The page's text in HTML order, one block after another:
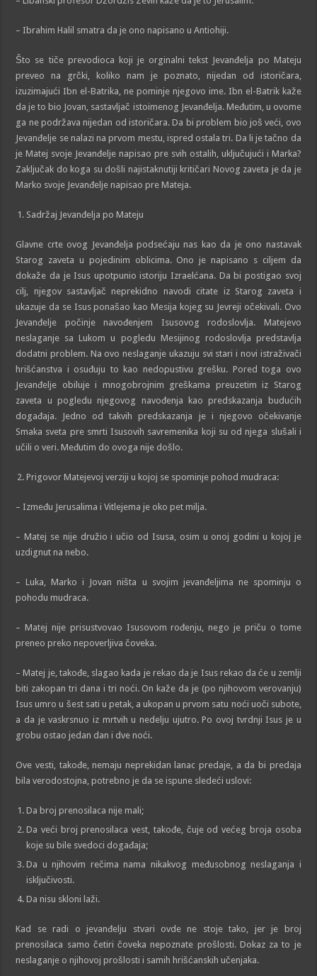
– Ibrahim Halil smatra da je ono napisano u Antiohiji.
Što se tiče prevodioca koji je orginalni tekst Jevanđelja po Mateju
preveo na grčki, koliko nam je poznato, nijedan od istoričara,
izuzimajući Ibn el-Batrika, ne pominje njegovo ime. Ibn el-Batrik kaže
da je to bio Jovan, sastavljač istoimenog Jevanđelja. Međutim, u ovome
ga ne podržava nijedan od istoričara. Da bi problem bio još veći, ovo
Jevanđelje se nalazi na prvom mestu, ispred ostala tri. Da li je tačno da
je Matej svoje Jevanđelje napisao pre svih ostalih, uključujući i Marka?
Zaključak do koga su došli najistaknutiji kritičari Novog zaveta je da je
Marko svoje Jevanđelje napisao pre Mateja.
Sadržaj Jevanđelja po Mateju
Glavne crte ovog Jevanđelja podsećaju nas kao da je ono nastavak
Starog zaveta u pojedinim oblicima. Ono je napisano s ciljem da
dokaže da je Isus upotpunio istoriju Izraelćana. Da bi postigao svoj
cilj, njegov sastavljač neprekidno navodi citate iz Starog zaveta i
ukazuje da se Isus ponašao kao Mesija kojeg su Jevreji očekivali. Ovo
Jevanđelje počinje navođenjem Isusovog rodoslovlja. Matejevo
neslaganje sa Lukom u pogledu Mesijinog rodoslovlja predstavlja
dodatni problem. Na ovo neslaganje ukazuju svi stari i novi istraživači
hrišćanstva i osuđuju to kao nedopustivu grešku. Pored toga ovo
Jevanđelje obiluje i mnogobrojnim greškama preuzetim iz Starog
zaveta u pogledu njegovog navođenja kao predskazanja budućih
događaja. Jedno od takvih predskazanja je i njegovo očekivanje
Smaka sveta pre smrti Isusovih savremenika koji su od njega slušali i
učili o veri. Međutim do ovoga nije došlo.
Prigovor Matejevoj verziji u kojoj se spominje pohod mudraca:
– Između Jerusalima i Vitlejema je oko pet milja.
– Matej se nije družio i učio od Isusa, osim u onoj godini u kojoj je
uzdignut na nebo.
– Luka, Marko i Jovan ništa u svojim jevanđeljima ne spominju o
pohodu mudraca.
– Matej nije prisustvovao Isusovom rođenju, nego je priču o tome
preneo preko nepoverljiva čoveka.
– Matej je, takođe, slagao kada je rekao da je Isus rekao da će u zemlji
biti zakopan tri dana i tri noći. On kaže da je (po njihovom verovanju)
Isus umro u šest sati u petak, a ukopan u prvom satu noći uoči subote,
a da je vaskrsnuo iz mrtvih u nedelju ujutro. Po ovoj tvrdnji Isus je u
grobu ostao jedan dan i dve noći.
Ove vesti, takođe, nemaju neprekidan lanac predaje, a da bi predaja
bila verodostojna, potrebno je da se ispune sledeći uslovi:
Da broj prenosilaca nije mali;
Da veći broj prenosilaca vest, takođe, čuje od većeg broja osoba
koje su bile svedoci događaja;
Da u njihovim rečima nama nikakvog međusobnog neslaganja i
isključivosti.
Da nisu skloni laži.
Kad se radi o jevanđelju stvari ovde ne stoje tako, jer je broj
prenosilaca samo četiri čoveka nepoznate prošlosti. Dokaz za to je
neslaganje o njihovoj prošlosti i samih hrišćanskih učenjaka.